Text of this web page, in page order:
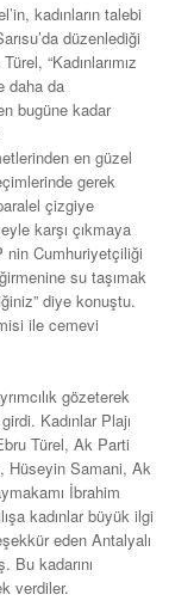
kadınların talebi
düzenlediği
“Kadınlarımız
daha da
bugüne kadar
en güzel
gerek
çizgiye
karşı çıkmaya
nin Cumhuriyetçiliği
su taşımak
diye konuştu.
ile cemevi
gözeterek
Kadınlar Plajı
Türel, Ak Parti
Hüseyin Samani, Ak
İbrahim
kadınlar büyük ilgi
eden Antalyalı
Bu kadarını
verdiler.